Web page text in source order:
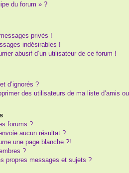
du forum » ?
privés !
indésirables !
abusif d’un utilisateur de ce forum !
d’ignorés ?
des utilisateurs de ma liste d’amis
forums ?
aucun résultat ?
une page blanche ?!
?
propres messages et sujets ?